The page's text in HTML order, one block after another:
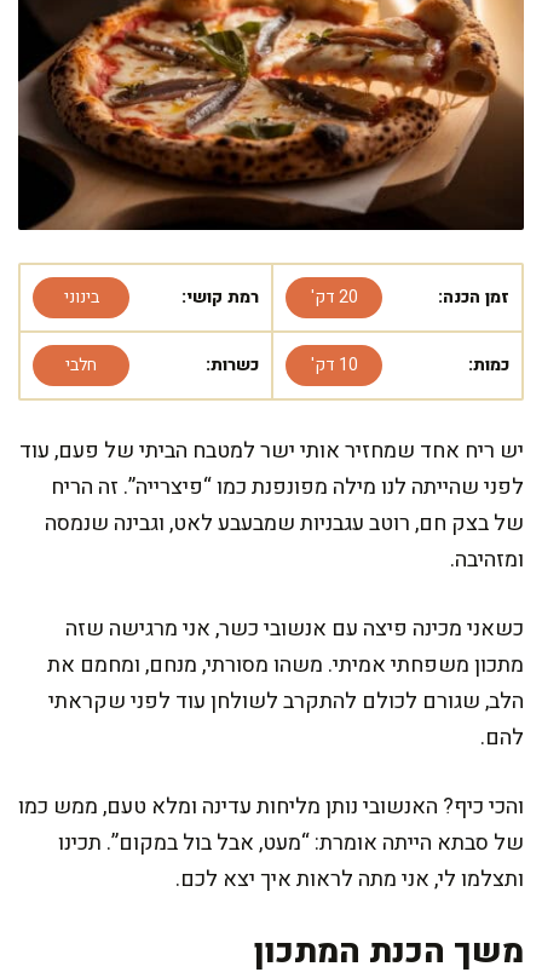
זמן הכנה: 20 דק' רמת קושי: בינוני
כמות: 10 דק' כשרות: חלבי
יש ריח אחד שמחזיר אותי ישר למטבח הביתי של פעם, עוד
לפני שהייתה לנו מילה מפונפנת כמו “פיצרייה”. זה הריח
של בצק חם, רוטב עגבניות שמבעבע לאט, וגבינה שנמסה
ומזהיבה.
כשאני מכינה פיצה עם אנשובי כשר, אני מרגישה שזה
מתכון משפחתי אמיתי. משהו מסורתי, מנחם, ומחמם את
הלב, שגורם לכולם להתקרב לשולחן עוד לפני שקראתי
להם.
והכי כיף? האנשובי נותן מליחות עדינה ומלא טעם, ממש כמו
של סבתא הייתה אומרת: “מעט, אבל בול במקום”. תכינו
ותצלמו לי, אני מתה לראות איך יצא לכם.
משך הכנת המתכון